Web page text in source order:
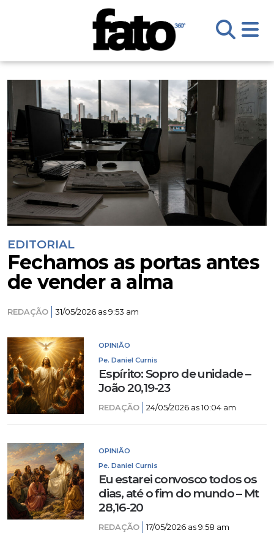
EDITORIAL
Fechamos as portas antes
de vender a alma
REDAÇÃO 31/05/2026 as 9:53 am
OPINIÃO
Pe. Daniel Curnis
Espírito: Sopro de unidade –
João 20,19-23
REDAÇÃO 24/05/2026 as 10:04 am
OPINIÃO
Pe. Daniel Curnis
Eu estarei convosco todos os
dias, até o fim do mundo – Mt
28,16-20
REDAÇÃO 17/05/2026 as 9:58 am